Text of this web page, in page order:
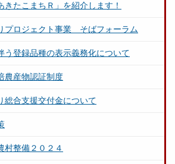
きたこまちＲ」を紹介します！
プロジェクト事業 そばフォーラム
う登録品種の表示義務化について
農産物認証制度
総合支援交付金について
村整備２０２４